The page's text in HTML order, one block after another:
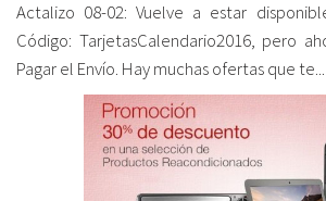
Actalizo 08-02: Vuelve a estar
Código: TarjetasCalendario2016, pero
Pagar el Envío. Hay muchas ofertas que te...